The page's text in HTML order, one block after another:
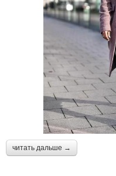
читать дальше →